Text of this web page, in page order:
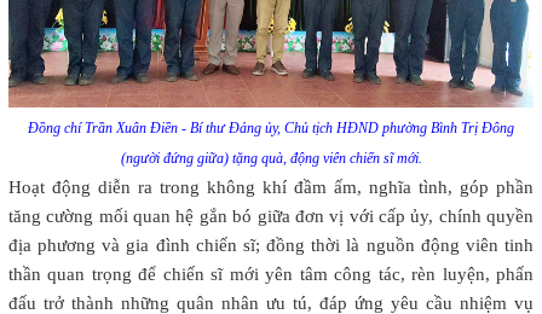
Đồng chí Trần Xuân Điền - Bí thư Đảng ủy, Chủ tịch HĐND phường Bình Trị Đông
(người đứng giữa) tặng quà, động viên chiến sĩ mới.
Hoạt động diễn ra trong không khí đầm ấm, nghĩa tình, góp phần
tăng cường mối quan hệ gắn bó giữa đơn vị với cấp ủy, chính quyền
địa phương và gia đình chiến sĩ; đồng thời là nguồn động viên tinh
thần quan trọng để chiến sĩ mới yên tâm công tác, rèn luyện, phấn
đấu trở thành những quân nhân ưu tú, đáp ứng yêu cầu nhiệm vụ